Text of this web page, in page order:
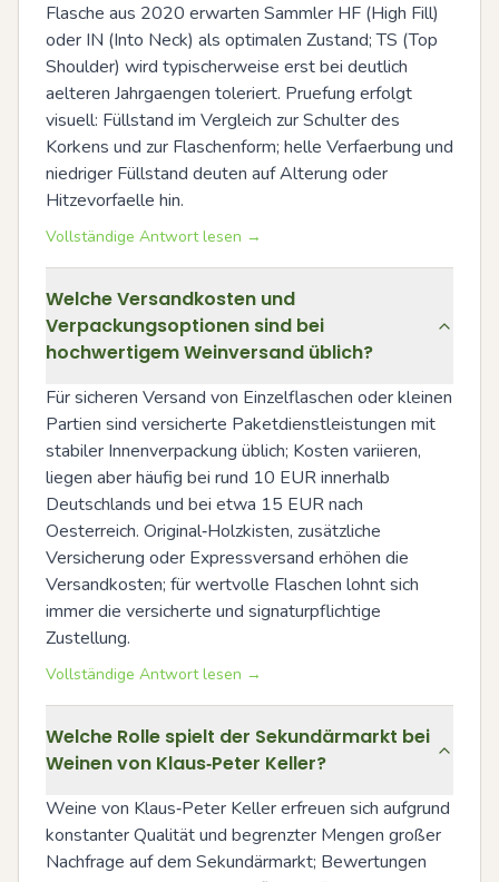
Flasche aus 2020 erwarten Sammler HF (High Fill)
oder IN (Into Neck) als optimalen Zustand; TS (Top
Shoulder) wird typischerweise erst bei deutlich
aelteren Jahrgaengen toleriert. Pruefung erfolgt
visuell: Füllstand im Vergleich zur Schulter des
Korkens und zur Flaschenform; helle Verfaerbung und
niedriger Füllstand deuten auf Alterung oder
Hitzevorfaelle hin.
Vollständige Antwort lesen →
Welche Versandkosten und
Verpackungsoptionen sind bei
hochwertigem Weinversand üblich?
Für sicheren Versand von Einzelflaschen oder kleinen
Partien sind versicherte Paketdienstleistungen mit
stabiler Innenverpackung üblich; Kosten variieren,
liegen aber häufig bei rund 10 EUR innerhalb
Deutschlands und bei etwa 15 EUR nach
Oesterreich. Original‑Holzkisten, zusätzliche
Versicherung oder Expressversand erhöhen die
Versandkosten; für wertvolle Flaschen lohnt sich
immer die versicherte und signaturpflichtige
Zustellung.
Vollständige Antwort lesen →
Welche Rolle spielt der Sekundärmarkt bei
Weinen von Klaus‑Peter Keller?
Weine von Klaus‑Peter Keller erfreuen sich aufgrund
konstanter Qualität und begrenzter Mengen großer
Nachfrage auf dem Sekundärmarkt; Bewertungen